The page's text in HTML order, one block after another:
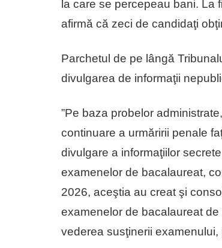
la care se percepeau bani. La
afirmă că zeci de candidaţi
Parchetul de pe lângă
divulgarea de informaţii
”Pe baza probelor
continuare a urmăririi penale
divulgare a informaţiilor
examenelor de bacalaureat,
2026, aceştia au creat şi
examenelor de bacalaureat
vederea susţinerii